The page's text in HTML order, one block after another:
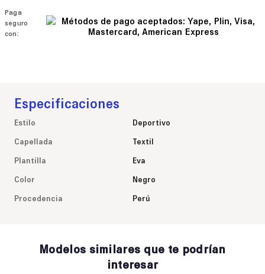
Paga
seguro
con:
Especificaciones
Estilo
Deportivo
Capellada
Textil
Plantilla
Eva
Color
Negro
Procedencia
Perú
Modelos similares que te podrían
interesar